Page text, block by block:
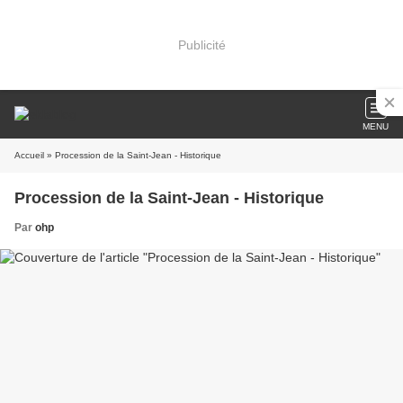
Publicité
MENU
Accueil » Procession de la Saint-Jean - Historique
Procession de la Saint-Jean - Historique
Par ohp